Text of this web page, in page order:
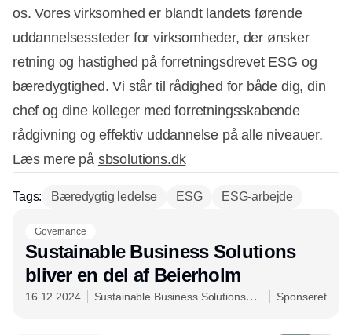
os. Vores virksomhed er blandt landets førende
uddannelsessteder for virksomheder, der ønsker
retning og hastighed på forretningsdrevet ESG og
bæredygtighed. Vi står til rådighed for både dig, din
chef og dine kolleger med forretningsskabende
rådgivning og effektiv uddannelse på alle niveauer.
Læs mere på sbsolutions.dk
Tags: Bæredygtig ledelse ESG ESG-arbejde
Governance
Sustainable Business Solutions
bliver en del af Beierholm
16.12.2024
Sustainable Business Solutions
Sponseret